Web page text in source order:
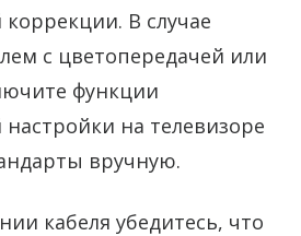
В случае
с цветопередачей или
функции
на телевизоре
вручную.
кабеля убедитесь, что